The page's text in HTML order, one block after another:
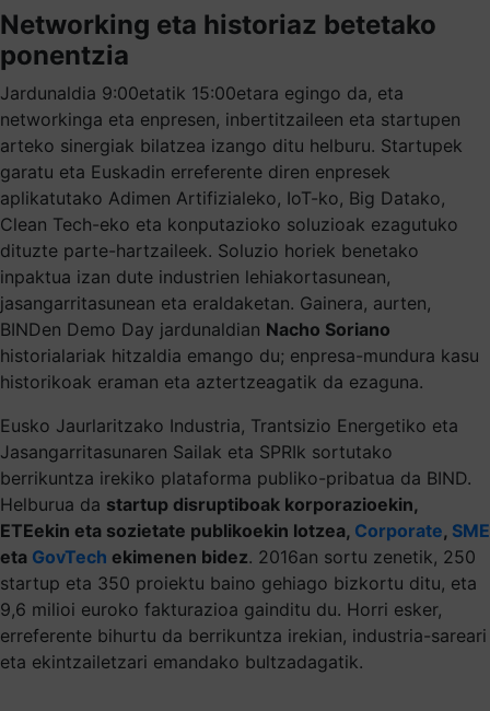
Networking eta historiaz betetako
ponentzia
Jardunaldia 9:00etatik 15:00etara egingo da, eta
networkinga eta enpresen, inbertitzaileen eta startupen
arteko sinergiak bilatzea izango ditu helburu. Startupek
garatu eta Euskadin erreferente diren enpresek
aplikatutako Adimen Artifizialeko, IoT-ko, Big Datako,
Clean Tech-eko eta konputazioko soluzioak ezagutuko
dituzte parte-hartzaileek. Soluzio horiek benetako
inpaktua izan dute industrien lehiakortasunean,
jasangarritasunean eta eraldaketan. Gainera, aurten,
BINDen Demo Day jardunaldian Nacho Soriano
historialariak hitzaldia emango du; enpresa-mundura kasu
historikoak eraman eta aztertzeagatik da ezaguna.
Eusko Jaurlaritzako Industria, Trantsizio Energetiko eta
Jasangarritasunaren Sailak eta SPRIk sortutako
berrikuntza irekiko plataforma publiko-pribatua da BIND.
Helburua da startup disruptiboak korporazioekin,
ETEekin eta sozietate publikoekin lotzea, Corporate, SME
eta GovTech ekimenen bidez. 2016an sortu zenetik, 250
startup eta 350 proiektu baino gehiago bizkortu ditu, eta
9,6 milioi euroko fakturazioa gainditu du. Horri esker,
erreferente bihurtu da berrikuntza irekian, industria-sareari
eta ekintzailetzari emandako bultzadagatik.